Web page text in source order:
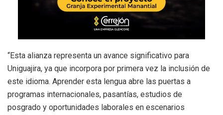
“Esta alianza representa un avance significativo para
Uniguajira, ya que incorpora por primera vez la inclusión de
este idioma. Aprender esta lengua abre las puertas a
programas internacionales, pasantías, estudios de
posgrado y oportunidades laborales en escenarios